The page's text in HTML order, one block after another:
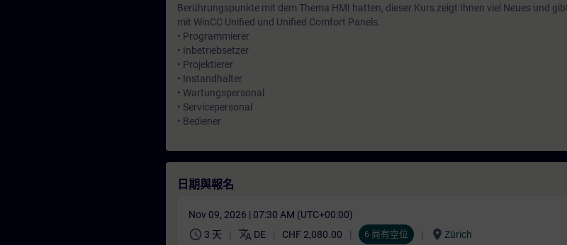
Berührungspunkte mit dem Thema HMI hatten, dieser Kurs zeigt Ihnen viel Neues und
mit WinCC Unified und Unified Comfort Panels.
• Programmierer
• Inbetriebsetzer
• Projektierer
• Instandhalter
• Wartungspersonal
• Servicepersonal
• Bediener
日期與報名
Nov 09, 2026 | 07:30 AM (UTC+00:00)
schedule 3 天 translate DE CHF 2,080.00 6 尚有空位 location_on Zürich